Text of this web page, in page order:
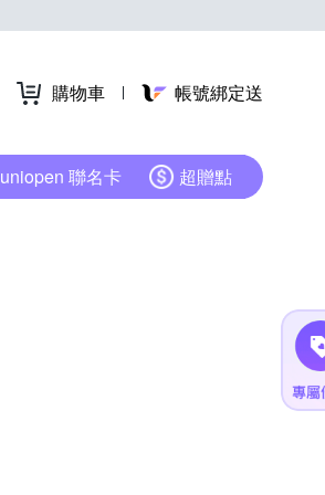
購物車 帳號綁定送
uniopen 聯名卡 超贈點